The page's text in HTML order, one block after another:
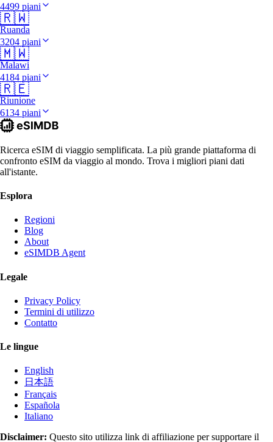
4499 piani
🇷🇼
Ruanda
3204 piani
🇲🇼
Malawi
4184 piani
🇷🇪
Riunione
6134 piani
Ricerca eSIM di viaggio semplificata. La più grande piattaforma di
confronto eSIM da viaggio al mondo. Trova i migliori piani dati
all'istante.
Esplora
Regioni
Blog
About
eSIMDB Agent
Legale
Privacy Policy
Termini di utilizzo
Contatto
Le lingue
English
日本語
Français
Española
Italiano
Disclaimer: Questo sito utilizza link di affiliazione per supportare il